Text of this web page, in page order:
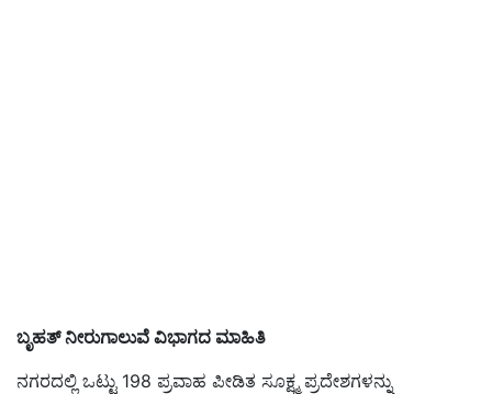
ಬೃಹತ್ ನೀರುಗಾಲುವೆ ವಿಭಾಗದ ಮಾಹಿತಿ
ನಗರದಲ್ಲಿ ಒಟ್ಟು 198 ಪ್ರವಾಹ ಪೀಡಿತ ಸೂಕ್ಷ್ಮ ಪ್ರದೇಶಗಳನ್ನು